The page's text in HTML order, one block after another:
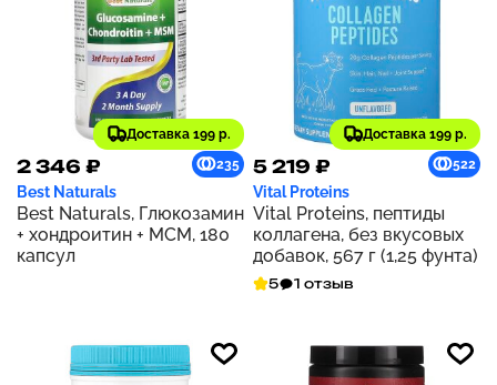
Доставка 199 р.
2 346 ₽ 235
Best Naturals
Best Naturals, Глюкозамин
+ хондроитин + МСМ, 180
капсул
Доставка 199 р.
5 219 ₽ 522
Vital Proteins
Vital Proteins, пептиды
коллагена, без вкусовых
добавок, 567 г (1,25 фунта)
5 1 отзыв